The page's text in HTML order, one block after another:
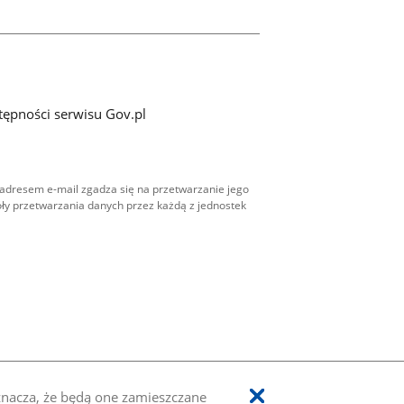
że będą one zamieszczane
serwisu Gov.pl
e-mail zgadza się na przetwarzanie jego
przetwarzania danych przez każdą z jednostek